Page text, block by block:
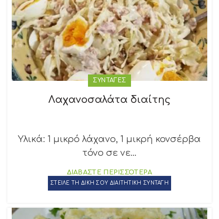
ΣΥΝΤΑΓΕΣ
Λαχανοσαλάτα διαίτης
Υλικά: 1 μικρό λάχανο, 1 μικρή κονσέρβα
τόνο σε νε...
ΔΙΑΒΑΣΤΕ ΠΕΡΙΣΣΟΤΕΡΑ
ΣΤΕΙΛΕ ΤΗ ΔΙΚΗ ΣΟΥ ΔΙΑΙΤΗΤΙΚΗ ΣΥΝΤΑΓΗ